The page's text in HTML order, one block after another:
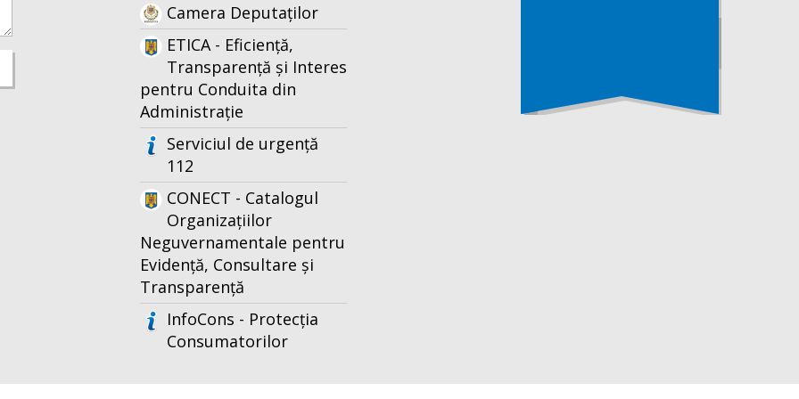
Camera Deputaților
ETICA - Eficiență,
Transparență și Interes
pentru Conduita din
Administrație
Serviciul de urgență
112
CONECT - Catalogul
Organizațiilor
Neguvernamentale pentru
Evidență, Consultare și
Transparență
InfoCons - Protecția
Consumatorilor